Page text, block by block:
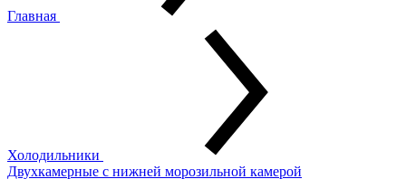
Главная
Холодильники
Двухкамерные с нижней морозильной камерой